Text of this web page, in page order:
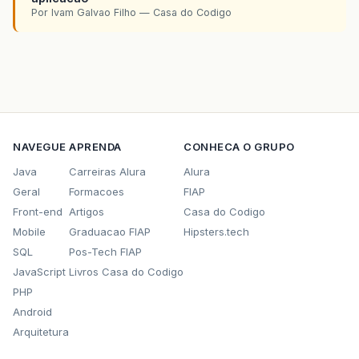
Por Ivam Galvao Filho — Casa do Codigo
NAVEGUE
Java
Geral
Front-end
Mobile
SQL
JavaScript
PHP
Android
Arquitetura
APRENDA
Carreiras Alura
Formacoes
Artigos
Graduacao FIAP
Pos-Tech FIAP
Livros Casa do Codigo
CONHECA O GRUPO
Alura
FIAP
Casa do Codigo
Hipsters.tech